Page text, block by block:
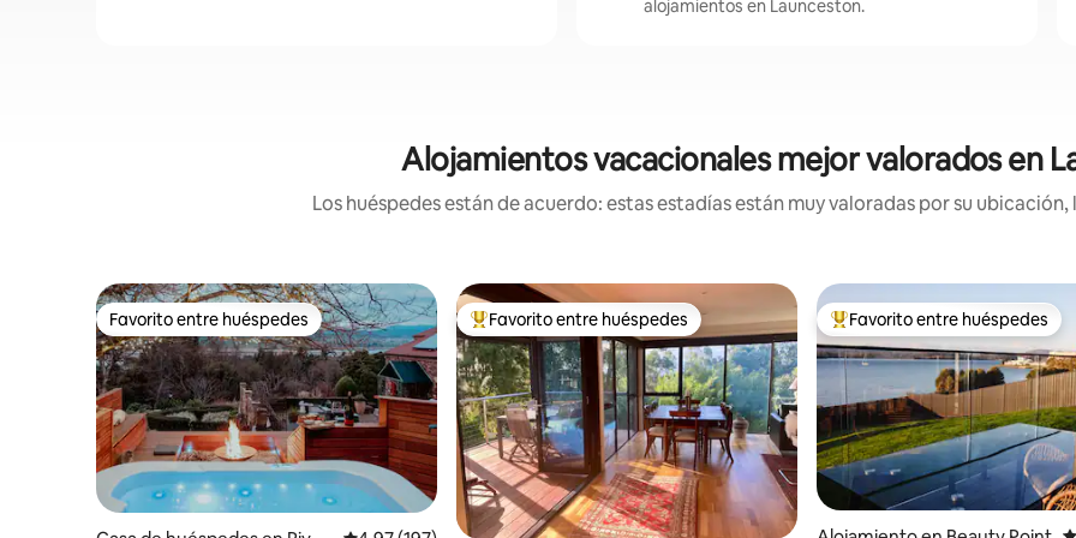
alojamientos en Launceston.
Alojamientos vacacionales mejor valorados en
Los huéspedes están de acuerdo: estas estadías están muy valoradas por su
Favorito entre huéspedes
Favorito entre huéspedes Favorito entre huéspedes preferido
Favorito entre huéspedes Favorito entre huéspedes
Favorito entre huéspedes